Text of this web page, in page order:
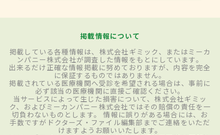
掲載情報について
掲載している各種情報は、株式会社ギミック、またはミーカ
ンパニー株式会社が調査した情報をもとにしています。
出来るだけ正確な情報掲載に努めておりますが、内容を完全
に保証するものではありません。
掲載されている医療機関へ受診を希望される場合は、事前に
必ず該当の医療機関に直接ご確認ください。
当サービスによって生じた損害について、株式会社ギミッ
ク、およびミーカンパニー株式会社ではその賠償の責任を一
切負わないものとします。 情報に誤りがある場合には、お
手数ですがドクターズ・ファイル編集部までご連絡をいただ
けますようお願いいたします。